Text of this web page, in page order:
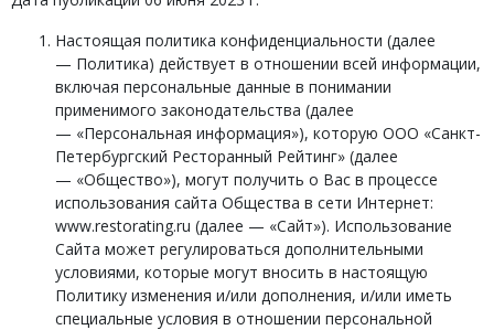
Настоящая политика конфиденциальности (далее
— Политика) действует в отношении всей информации,
включая персональные данные в понимании
применимого законодательства (далее
— «Персональная информация»), которую ООО «Санкт-
Петербургский Ресторанный Рейтинг» (далее
— «Общество»), могут получить о Вас в процессе
использования сайта Общества в сети Интернет:
www.restorating.ru (далее — «Сайт»). Использование
Сайта может регулироваться дополнительными
условиями, которые могут вносить в настоящую
Политику изменения и/или дополнения, и/или иметь
специальные условия в отношении персональной